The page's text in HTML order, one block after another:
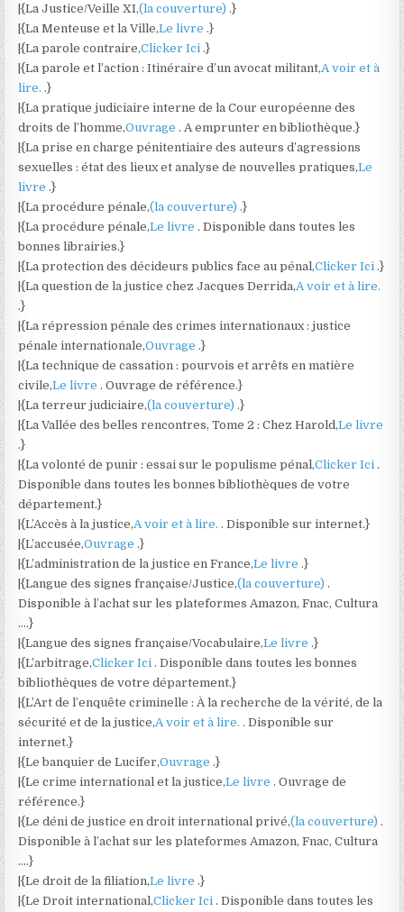
|{La Justice/Veille XI,(la couverture) .}
|{La Menteuse et la Ville,Le livre .}
|{La parole contraire,Clicker Ici .}
|{La parole et l’action : Itinéraire d’un avocat militant,A voir et à
lire. .}
|{La pratique judiciaire interne de la Cour européenne des
droits de l’homme,Ouvrage . A emprunter en bibliothèque.}
|{La prise en charge pénitentiaire des auteurs d’agressions
sexuelles : état des lieux et analyse de nouvelles pratiques,Le
livre .}
|{La procédure pénale,(la couverture) .}
|{La procédure pénale,Le livre . Disponible dans toutes les
bonnes librairies.}
|{La protection des décideurs publics face au pénal,Clicker Ici .}
|{La question de la justice chez Jacques Derrida,A voir et à lire.
.}
|{La répression pénale des crimes internationaux : justice
pénale internationale,Ouvrage .}
|{La technique de cassation : pourvois et arrêts en matière
civile,Le livre . Ouvrage de référence.}
|{La terreur judiciaire,(la couverture) .}
|{La Vallée des belles rencontres, Tome 2 : Chez Harold,Le livre
.}
|{La volonté de punir : essai sur le populisme pénal,Clicker Ici .
Disponible dans toutes les bonnes bibliothèques de votre
département.}
|{L’Accès à la justice,A voir et à lire. . Disponible sur internet.}
|{L’accusée,Ouvrage .}
|{L’administration de la justice en France,Le livre .}
|{Langue des signes française/Justice,(la couverture) .
Disponible à l’achat sur les plateformes Amazon, Fnac, Cultura
….}
|{Langue des signes française/Vocabulaire,Le livre .}
|{L’arbitrage,Clicker Ici . Disponible dans toutes les bonnes
bibliothèques de votre département.}
|{L’Art de l’enquête criminelle : À la recherche de la vérité, de la
sécurité et de la justice,A voir et à lire. . Disponible sur
internet.}
|{Le banquier de Lucifer,Ouvrage .}
|{Le crime international et la justice,Le livre . Ouvrage de
référence.}
|{Le déni de justice en droit international privé,(la couverture) .
Disponible à l’achat sur les plateformes Amazon, Fnac, Cultura
….}
|{Le droit de la filiation,Le livre .}
|{Le Droit international,Clicker Ici . Disponible dans toutes les